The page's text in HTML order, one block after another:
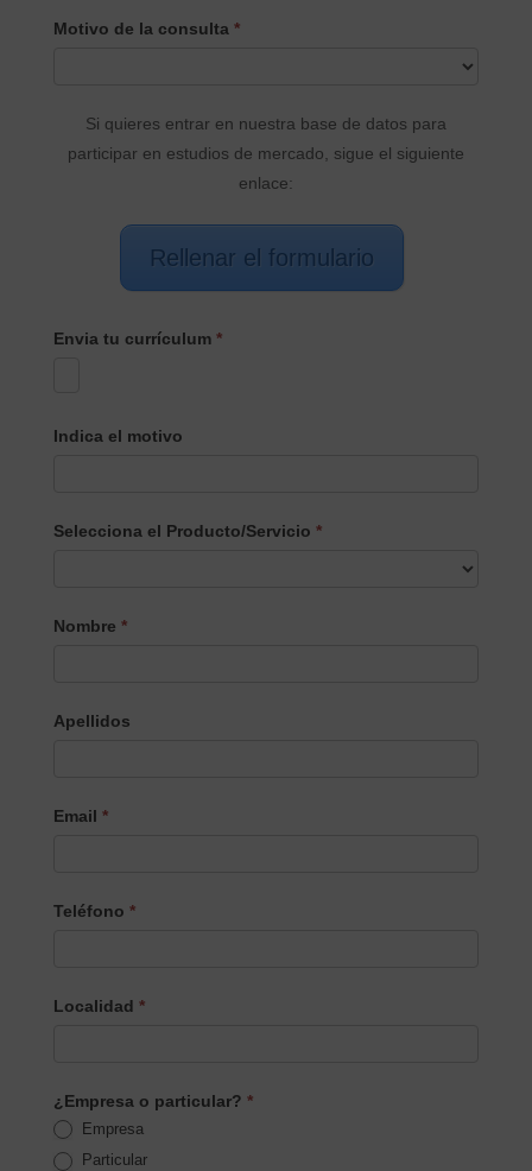
CONTACTO
Motivo de la consulta *
Si quieres entrar en nuestra base de datos para
participar en estudios de mercado, sigue el siguiente
enlace:
Rellenar el formulario
Envia tu currículum *
Indica el motivo
Selecciona el Producto/Servicio *
el
Nombre *
Apellidos
Email *
Teléfono *
Localidad *
¿Empresa o particular? *
Empresa
Particular